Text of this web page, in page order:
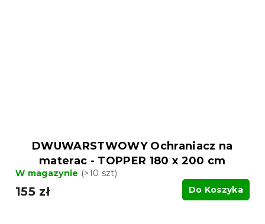
DWUWARSTWOWY Ochraniacz na
materac - TOPPER 180 x 200 cm
W magazynie (>10 szt)
155 zł Do Koszyka